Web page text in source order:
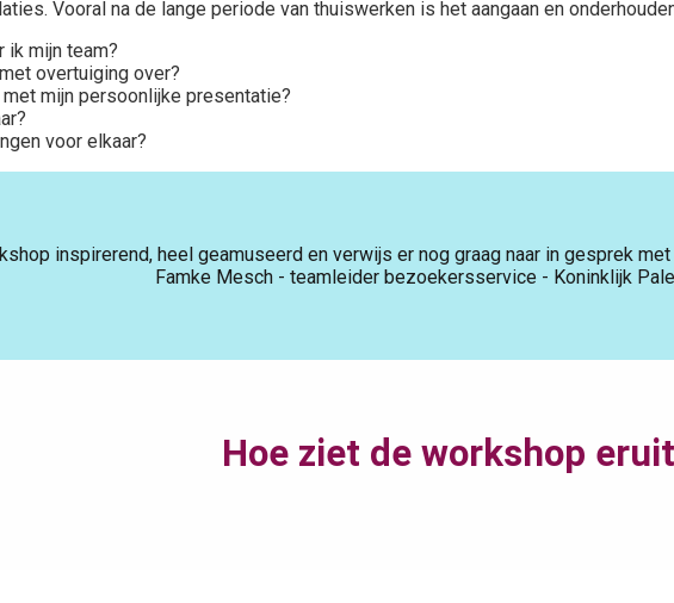
Vooral na de lange periode van thuiswerken is het aangaan en
ik mijn team?
overtuiging over?
mijn persoonlijke presentatie?
voor elkaar?
inspirerend, heel geamuseerd en verwijs er nog graag naar in gesprek
Famke Mesch - teamleider bezoekersservice - Koninklijk
Hoe ziet de workshop